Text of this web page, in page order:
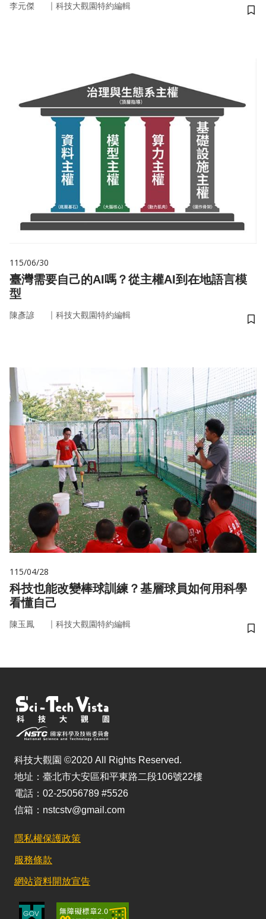
李元傑 ｜ 科技大觀園特約編輯
儲
115/06/30
臺灣需要自己的AI嗎？從主權AI到在地語言模
型
陳彥諺 ｜ 科技大觀園特約編輯
儲
115/04/28
科技也能改變棒球訓練？基層球員如何用科學
看懂自己
陳玉鳳 ｜ 科技大觀園特約編輯
儲
科技大觀園 ©2020 All Rights Reserved.
地址：臺北市大安區和平東路二段106號22樓
電話：02-25056789 #5526
信箱：nstcstv@gmail.com
隱私權保護政策
服務條款
網站資料開放宣告